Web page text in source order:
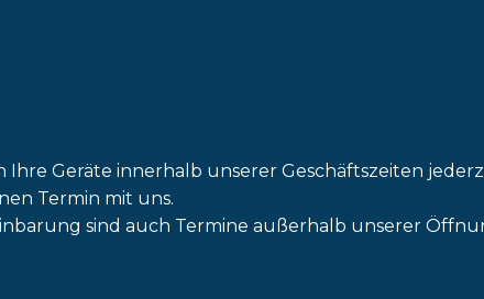
Ihre Geräte innerhalb unserer Geschäftszeiten
Termin mit uns.
sind auch Termine außerhalb unserer